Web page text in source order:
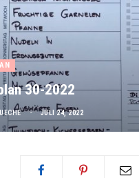
30-2022
JULI 24, 2022